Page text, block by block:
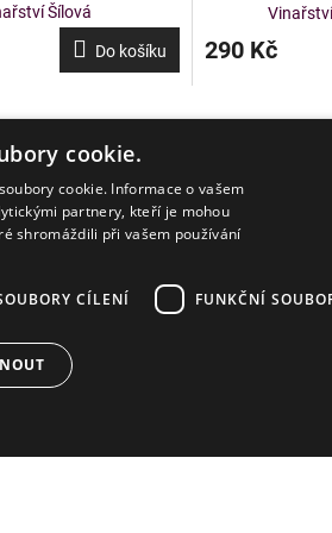
Šílová
Do košíku 290 Kč
cookie.
cookie. Informace o vašem
partnery, kteří je mohou
shromáždili při vašem používání
CÍLENÍ FUNKČNÍ